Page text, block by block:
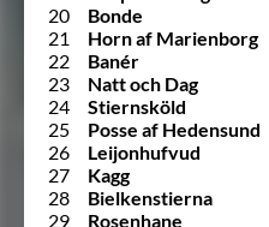
20
Bonde
21
Horn af Marienborg
22
Banér
23
Natt och Dag
24
Stiernsköld
25
Posse af Hedensund
26
Leijonhufvud
27
Kagg
28
Bielkenstierna
29
Rosenhane